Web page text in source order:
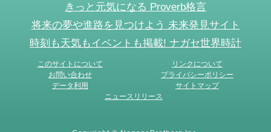
きっと元気になる Proverb格言
将来の夢や進路を見つけよう 未来発見サイト
時刻も天気もイベントも掲載! ナガセ世界時計
このサイトについて
リンクについて
お問い合わせ
プライバシーポリシー
データ利用
サイトマップ
ニュースリリース